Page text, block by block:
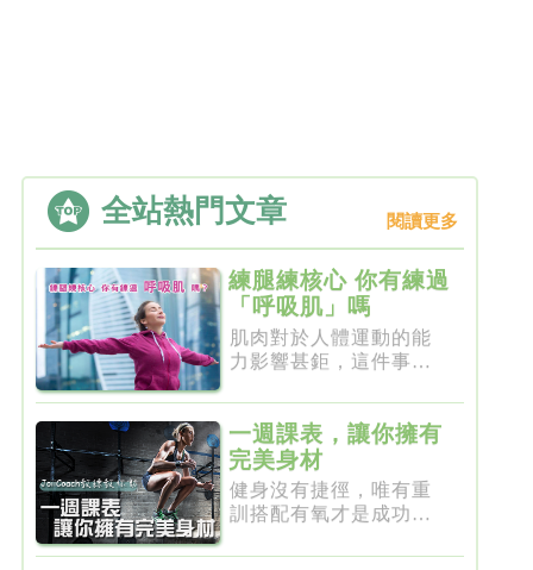
全站熱門文章 閱讀更多
練腿練核心 你有練過
「呼吸肌」嗎
肌肉對於人體運動的能
力影響甚鉅，這件事一
一週課表，讓你擁有
完美身材
健身沒有捷徑，唯有重
訓搭配有氧才是成功的